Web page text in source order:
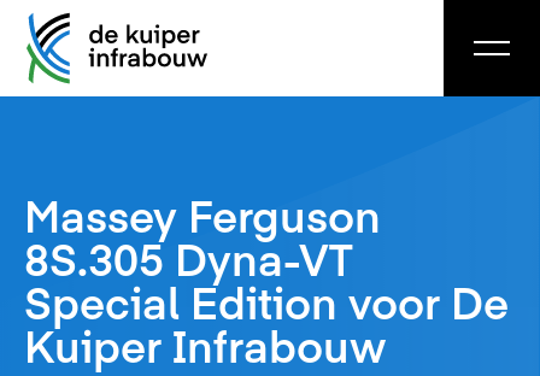
Massey Ferguson
8S.305 Dyna-VT
Special Edition voor De
Kuiper Infrabouw